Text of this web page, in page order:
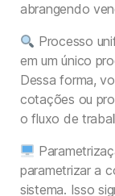
abrangendo
Processo
em um único
Dessa forma,
cotações ou
o fluxo de
parametrizar a
sistema. Isso